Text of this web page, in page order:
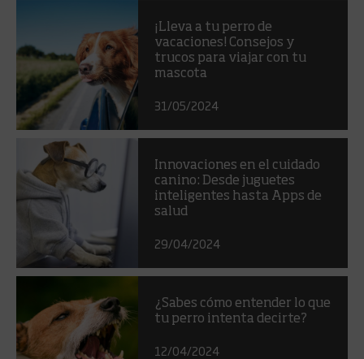
¡Lleva a tu perro de
vacaciones! Consejos y
trucos para viajar con tu
mascota
31/05/2024
Innovaciones en el cuidado
canino: Desde juguetes
inteligentes hasta Apps de
salud
29/04/2024
¿Sabes cómo entender lo que
tu perro intenta decirte?
12/04/2024